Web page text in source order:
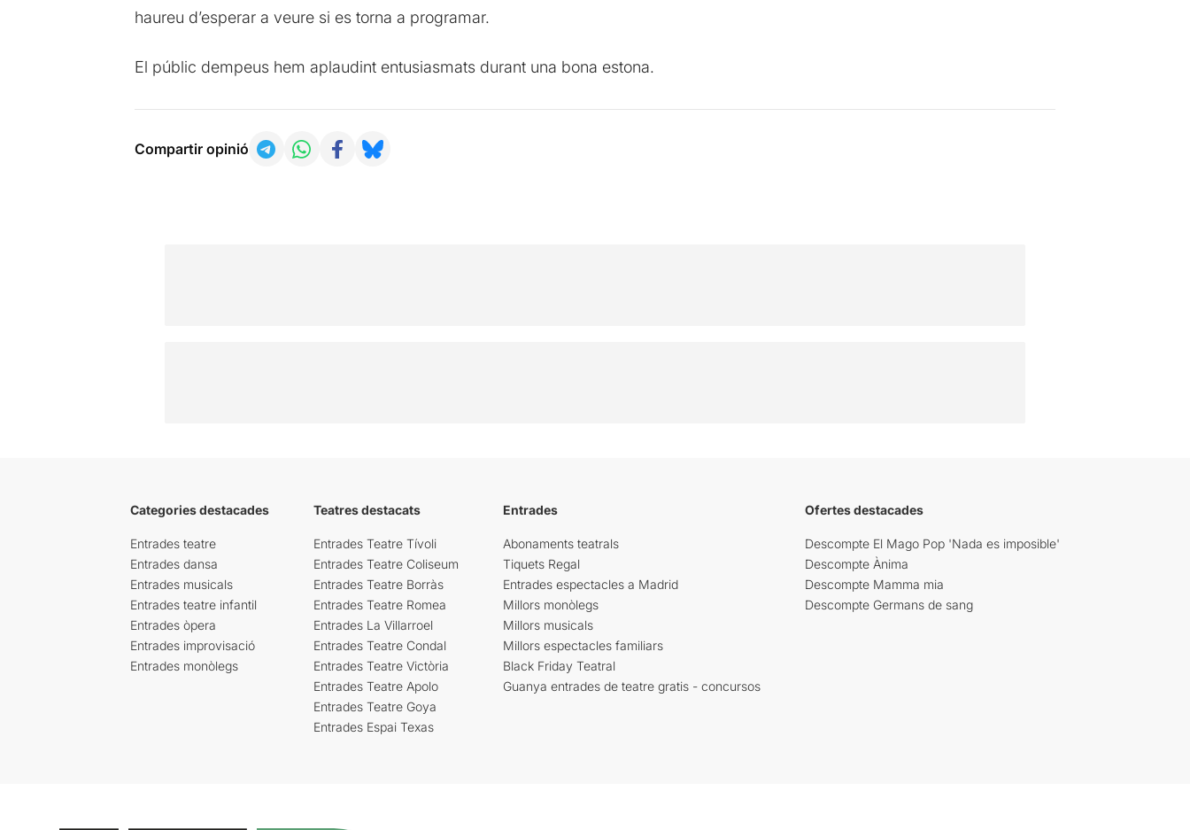
haureu d’esperar a veure si es torna a programar.
El públic dempeus hem aplaudint entusiasmats durant una bona estona.
Compartir opinió
Categories destacades
Entrades teatre
Entrades dansa
Entrades musicals
Entrades teatre infantil
Entrades òpera
Entrades improvisació
Entrades monòlegs
Teatres destacats
Entrades Teatre Tívoli
Entrades Teatre Coliseum
Entrades Teatre Borràs
Entrades Teatre Romea
Entrades La Villarroel
Entrades Teatre Condal
Entrades Teatre Victòria
Entrades Teatre Apolo
Entrades Teatre Goya
Entrades Espai Texas
Entrades
Abonaments teatrals
Tiquets Regal
Entrades espectacles a Madrid
Millors monòlegs
Millors musicals
Millors espectacles familiars
Black Friday Teatral
Guanya entrades de teatre gratis - concursos
Ofertes destacades
Descompte El Mago Pop 'Nada es imposible'
Descompte Ànima
Descompte Mamma mia
Descompte Germans de sang